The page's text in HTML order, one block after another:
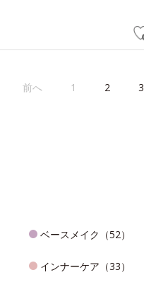
前へ 1 2 3
ベースメイク（52）
インナーケア（33）